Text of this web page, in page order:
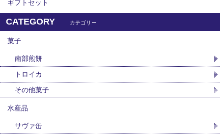
ギフトセット
CATEGORY カテゴリー
菓子
南部煎餅
トロイカ
その他菓子
水産品
サヴァ缶